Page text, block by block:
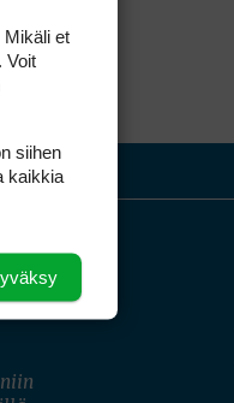
Mikäli et
Voit
siihen
kaikkia